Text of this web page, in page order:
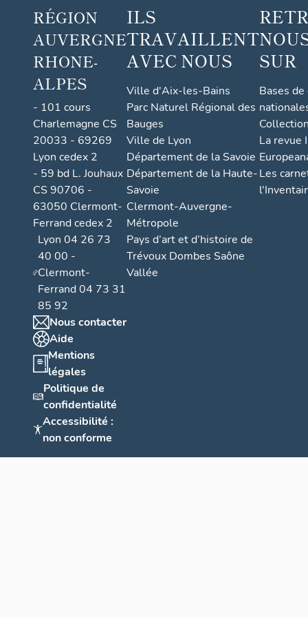
RÉGION
AUVERGNE
RHONE-
ALPES
- 101 cours
Charlemagne CS
20033 - 69269
Lyon cedex 2
- 59 bd L. Jouhaux
CS 90706 -
63050 Clermont-
Ferrand cedex 2
Lyon 04 26 73
40 00 -
Clermont-
Ferrand 04 73 31
85 92
Nous contacter
Aide
Mentions
légales
Politique de
confidentialité
Accessibilité :
non conforme
ILS
TRAVAILLENT
AVEC NOUS
Ville d'Aix-les-Bains
Parc Naturel Régional des
Bauges
Ville de Lyon
Département de la Savoie
Département de la Haute-
Savoie
Clermont-Auvergne-
Métropole
Pays d’art et d’histoire de
Trévoux Dombes Saône
Vallée
SUR
Bases
La revue
Les